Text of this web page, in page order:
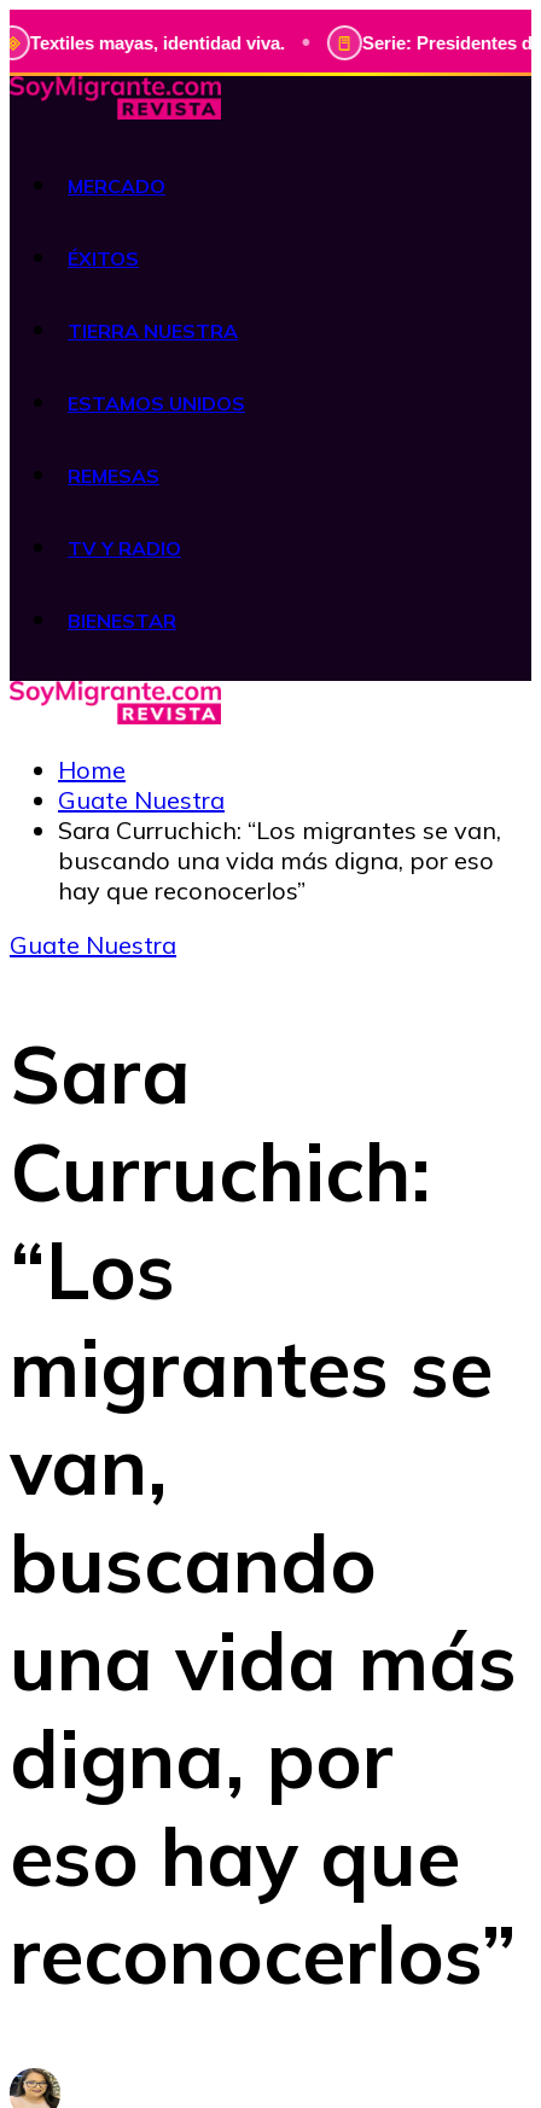
mayas, identidad viva. • Serie: Presidentes de
MERCADO
ÉXITOS
TIERRA NUESTRA
ESTAMOS UNIDOS
REMESAS
TV Y RADIO
BIENESTAR
Home
Guate Nuestra
Sara Curruchich: “Los migrantes se van,
buscando una vida más digna, por eso
hay que reconocerlos”
Guate Nuestra
Sara
Curruchich:
“Los
migrantes se
van,
buscando
una vida más
digna, por
eso hay que
reconocerlos”